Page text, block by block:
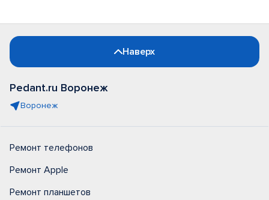
Наверх
Pedant.ru Воронеж
Воронеж
Ремонт телефонов
Ремонт Apple
Ремонт планшетов